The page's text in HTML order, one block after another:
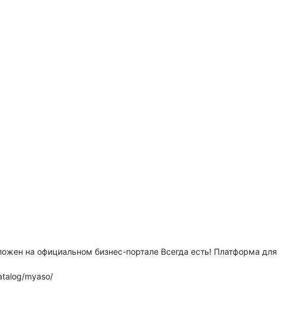
на официальном бизнес-портале Всегда есть! Платформа для
myaso/